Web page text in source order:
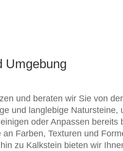
Umgebung
und beraten wir Sie von
und anglebige Natursteine,
oder Anpassen bereits
an Farben, Texturen und Form
hin zu Kalkstein bieten wir